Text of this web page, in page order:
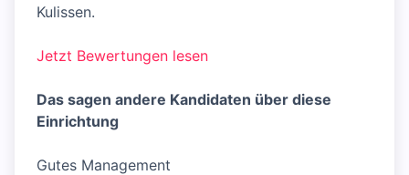
Kulissen.
Jetzt Bewertungen lesen
Das sagen andere Kandidaten über diese
Einrichtung
Gutes Management